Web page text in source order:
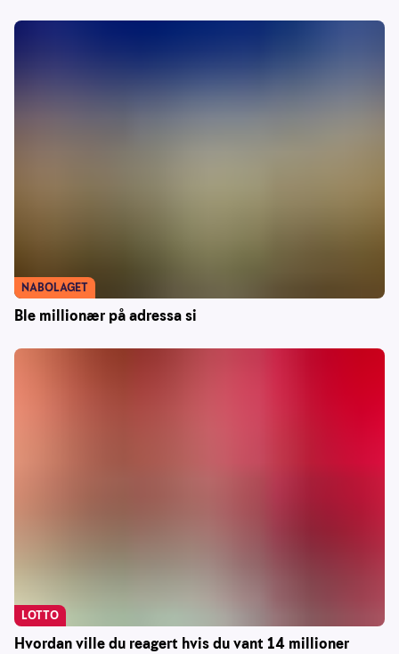
Ble millionær på adressa si
NABOLAGET
Hvordan ville du reagert hvis du vant 14 millioner
LOTTO